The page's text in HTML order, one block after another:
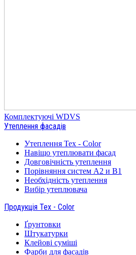
Комплектуючі WDVS
Утеплення фасадів
Утеплення Tex - Color
Навіщо утеплювати фасад
Довговічність утеплення
Порівняння систем А2 и В1
Необхідність утеплення
Вибір утеплювача
Продукція Tex - Color
Ґрунтовки
Штукатурки
Клейові суміші
Фарби для фасадів